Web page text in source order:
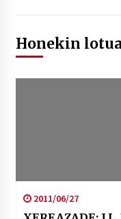
Honekin
2011/06/27